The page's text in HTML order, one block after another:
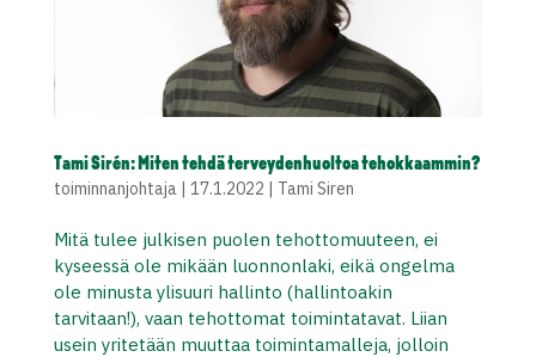
Tami Sirén: Miten tehdä terveydenhuoltoa tehokkaammin?
toiminnanjohtaja| 17.1.2022 | Tami Siren
Mitä tulee julkisen puolen tehottomuuteen, ei
kyseessä ole mikään luonnonlaki, eikä ongelma
ole minusta ylisuuri hallinto (hallintoakin
tarvitaan!), vaan tehottomat toimintatavat. Liian
usein yritetään muuttaa toimintamalleja, jolloin